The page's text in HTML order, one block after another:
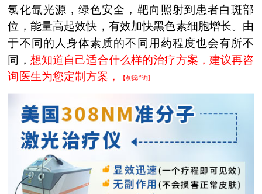
氯化氙光源，绿色安全，靶向照射到患者白斑部
位，能量高起效快，有效加快黑色素细胞增长。由
于不同的人身体素质的不同用药程度也会有所不
同， 想知道自己适合什么样的治疗方案，建议再咨
询医生为您定制方案，
【点我详询】